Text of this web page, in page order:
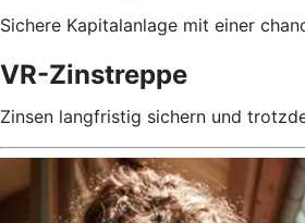
Sichere Kapitalanlage mit einer
VR-Zinstreppe
Zinsen langfristig sichern und